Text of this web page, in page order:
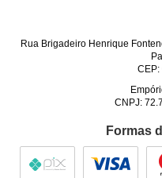
Rua Brigadeiro Henrique
CNPJ:
Formas